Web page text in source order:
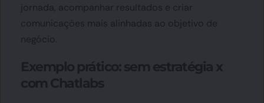
jornada, acompanhar resultados e criar
comunicações mais alinhadas ao objetivo de
negócio.